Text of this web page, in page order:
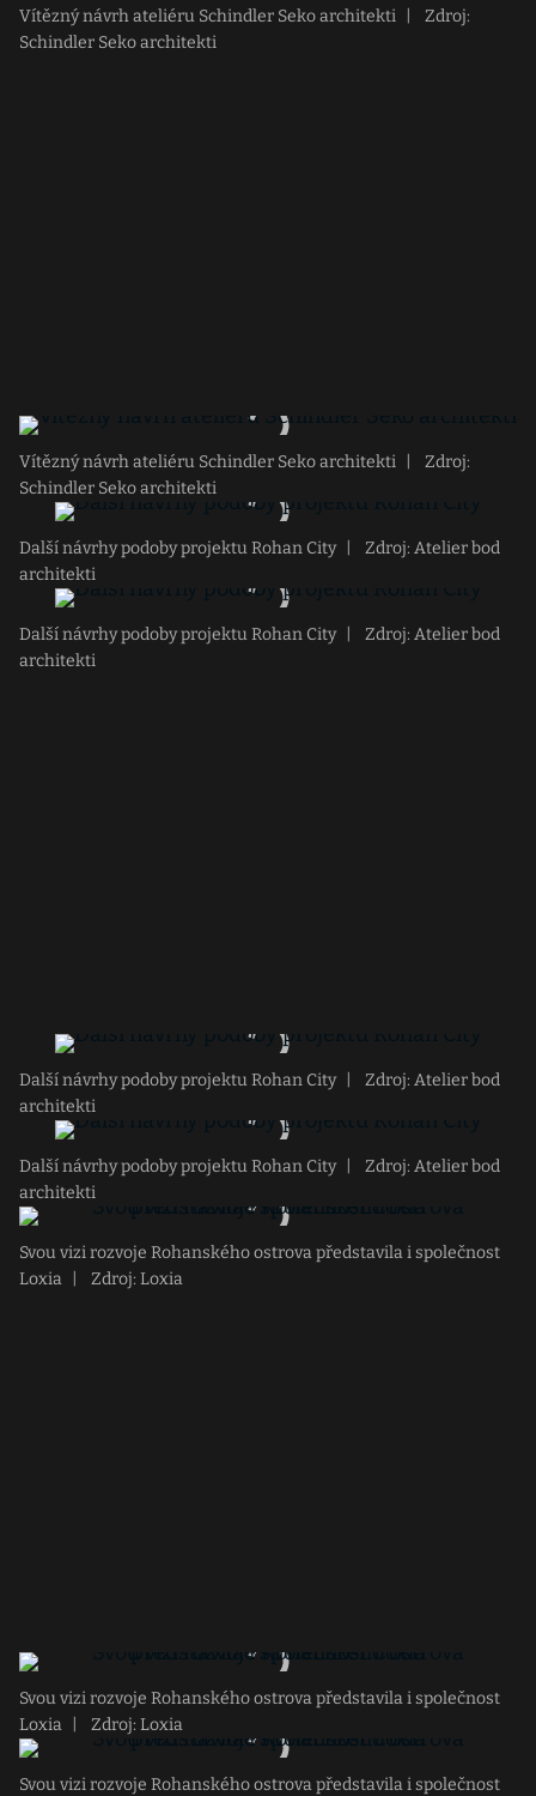
Vítězný návrh ateliéru Schindler Seko architekti
Zdroj:
Schindler Seko architekti
Vítězný návrh ateliéru Schindler Seko architekti
Zdroj:
Schindler Seko architekti
Další návrhy podoby projektu Rohan City
Zdroj: Atelier bod
architekti
Další návrhy podoby projektu Rohan City
Zdroj: Atelier bod
architekti
Další návrhy podoby projektu Rohan City
Zdroj: Atelier bod
architekti
Další návrhy podoby projektu Rohan City
Zdroj: Atelier bod
architekti
Svou vizi rozvoje Rohanského ostrova představila i společnost
Loxia
Zdroj: Loxia
Svou vizi rozvoje Rohanského ostrova představila i společnost
Loxia
Zdroj: Loxia
Svou vizi rozvoje Rohanského ostrova představila i společnost